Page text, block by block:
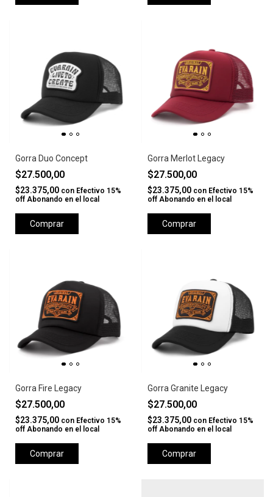
Gorra Duo Concept
$27.500,00
$23.375,00 con Efectivo 15%
off Abonando en el local
Comprar
Gorra Merlot Legacy
$27.500,00
$23.375,00 con Efectivo 15%
off Abonando en el local
Comprar
Gorra Fire Legacy
$27.500,00
$23.375,00 con Efectivo 15%
off Abonando en el local
Comprar
Gorra Granite Legacy
$27.500,00
$23.375,00 con Efectivo 15%
off Abonando en el local
Comprar